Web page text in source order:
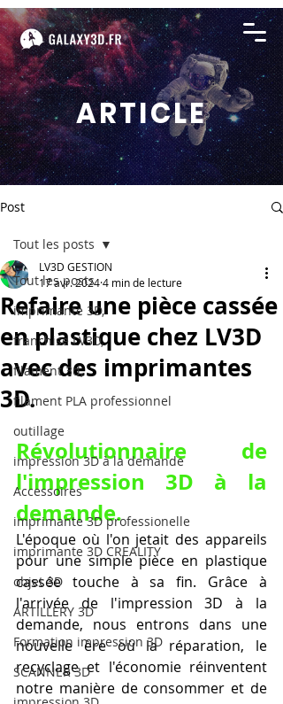
ARTICLE
Post
Tout les posts
imprimante 3D,
franchise LV3D,
filament 3d,
filament PLA professionnel
outillage
impression 3D à la demande
Accessoires
imprimante 3D professionelle
imprimante 3D CREALITY
objet 3D
ARTILLERY 3D
Formation impression 3D
SCANNER 3D
Tout les posts
Refaire une pièce cassée
en plastique chez LV3D
avec des imprimantes
3D.
LV3D GESTION
17 avr. 20244 min de lecture
Révolutionnaire de
l'impression 3D à la
demande.
L'époque où l'on jetait des appareils
pour une simple pièce en plastique
cassée touche à sa fin. Grâce à
l'arrivée de l'impression 3D à la
demande, nous entrons dans une
nouvelle ère où la réparation, le
recyclage et l'économie réinventent
notre manière de consommer et de